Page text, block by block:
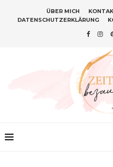
ÜBER MICH
DATENSCHUTZERKLÄRUNG